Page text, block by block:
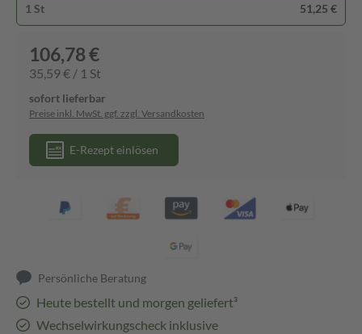
1 St 51,25 €
106,78 €
35,59 € / 1 St
sofort lieferbar
Preise inkl. MwSt. ggf. zzgl. Versandkosten
E-Rezept einlösen
Persönliche Beratung
Heute bestellt und morgen geliefert³
Wechselwirkungscheck inklusive